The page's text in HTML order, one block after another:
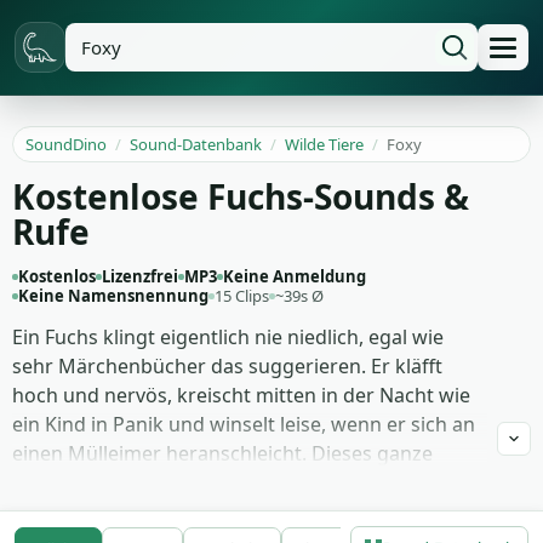
SoundDino / Sound-Datenbank / Wilde Tiere / Foxy
Kostenlose Fuchs-Sounds &
Rufe
Kostenlos Lizenzfrei MP3 Keine Anmeldung
Keine Namensnennung 15 Clips ~39s Ø
Ein Fuchs klingt eigentlich nie niedlich, egal wie
sehr Märchenbücher das suggerieren. Er kläfft
hoch und nervös, kreischt mitten in der Nacht wie
ein Kind in Panik und winselt leise, wenn er sich an
einen Mülleimer heranschleicht. Dieses ganze
den Garten streunt, und jedes Märchenhörspiel, in